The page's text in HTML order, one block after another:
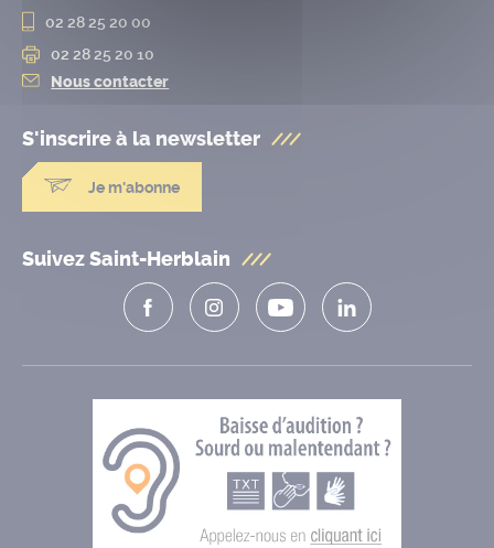
02 28 25 20 00
02 28 25 20 10
Nous contacter
S'inscrire à la newsletter
Je m'abonne
Suivez Saint-Herblain